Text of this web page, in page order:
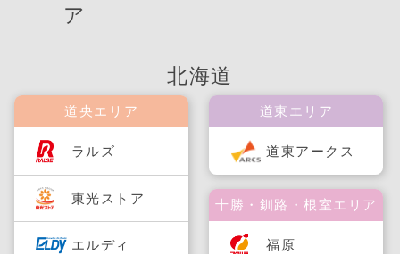
ア
北海道
道央エリア
ラルズ
東光ストア
エルディ
道東エリア
道東アークス
十勝・釧路・根室エリア
福原